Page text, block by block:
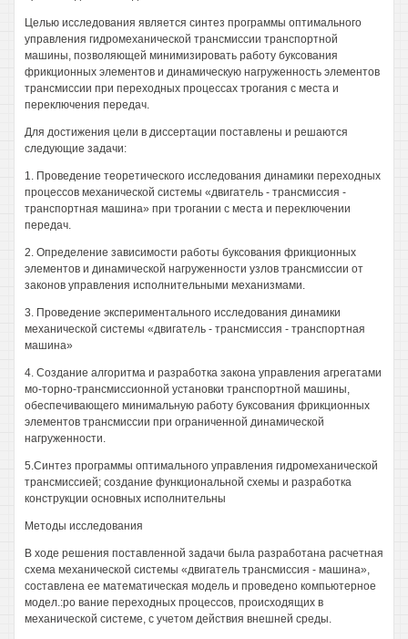
Целью исследования является синтез программы оптимального
управления гидромеханической трансмиссии транспортной
машины, позволяющей минимизировать работу буксования
фрикционных элементов и динамическую нагруженность элементов
трансмиссии при переходных процессах трогания с места и
переключения передач.
Для достижения цели в диссертации поставлены и решаются
следующие задачи:
1. Проведение теоретического исследования динамики переходных
процессов механической системы «двигатель - трансмиссия -
транспортная машина» при трогании с места и переключении
передач.
2. Определение зависимости работы буксования фрикционных
элементов и динамической нагруженности узлов трансмиссии от
законов управления исполнительными механизмами.
3. Проведение экспериментального исследования динамики
механической системы «двигатель - трансмиссия - транспортная
машина»
4. Создание алгоритма и разработка закона управления агрегатами
мо-торно-трансмиссионной установки транспортной машины,
обеспечивающего минимальную работу буксования фрикционных
элементов трансмиссии при ограниченной динамической
нагруженности.
5.Синтез программы оптимального управления гидромеханической
трансмиссией; создание функциональной схемы и разработка
конструкции основных исполнительны
Методы исследования
В ходе решения поставленной задачи была разработана расчетная
схема механической системы «двигатель трансмиссия - машина»,
составлена ее математическая модель и проведено компьютерное
модел.:ро вание переходных процессов, происходящих в
механической системе, с учетом действия внешней среды.